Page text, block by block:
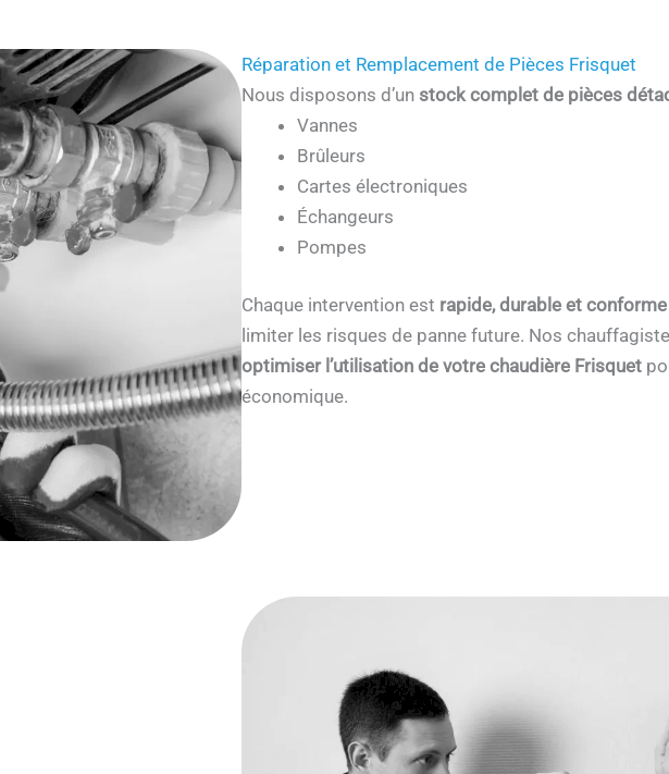
Réparation et Remplacement de Pièces Frisquet
Nous disposons d’un stock complet de pièces
Vannes
Brûleurs
Cartes électroniques
Échangeurs
Pompes
Chaque intervention est rapide, durable et
limiter les risques de panne future. Nos
optimiser l’utilisation de votre chaudière Frisquet
économique.